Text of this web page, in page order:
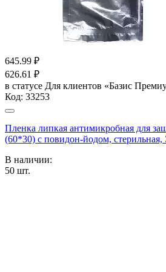
645.99 ₽
626.61 ₽
в статусе Для клиентов «Базис
Код: 33253
Пленка липкая антимикробная для
(60*30) с повидон-йодом,
В наличии:
50 шт.